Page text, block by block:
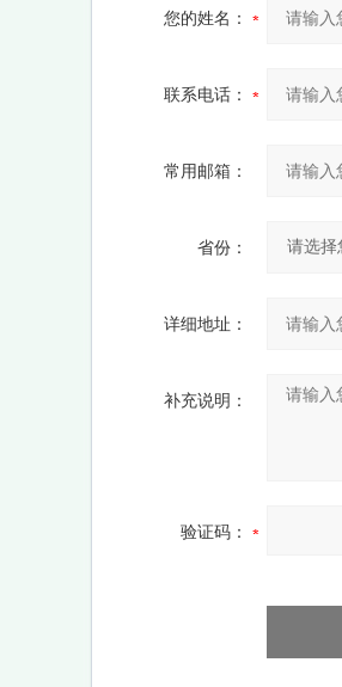
您的姓名：
联系电话：
常用邮箱：
省份：
详细地址：
补充说明：
验证码：